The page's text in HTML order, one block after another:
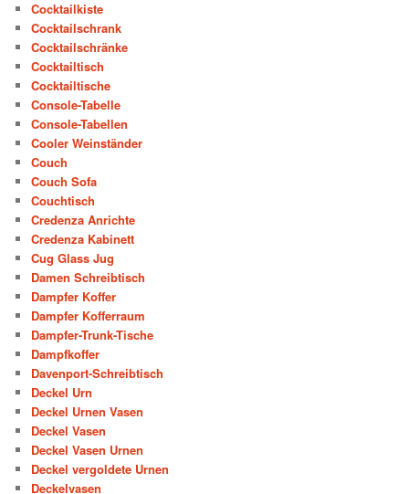
Cocktailkiste
Cocktailschrank
Cocktailschränke
Cocktailtisch
Cocktailtische
Console-Tabelle
Console-Tabellen
Cooler Weinständer
Couch
Couch Sofa
Couchtisch
Credenza Anrichte
Credenza Kabinett
Cug Glass Jug
Damen Schreibtisch
Dampfer Koffer
Dampfer Kofferraum
Dampfer-Trunk-Tische
Dampfkoffer
Davenport-Schreibtisch
Deckel Urn
Deckel Urnen Vasen
Deckel Vasen
Deckel Vasen Urnen
Deckel vergoldete Urnen
Deckelvasen